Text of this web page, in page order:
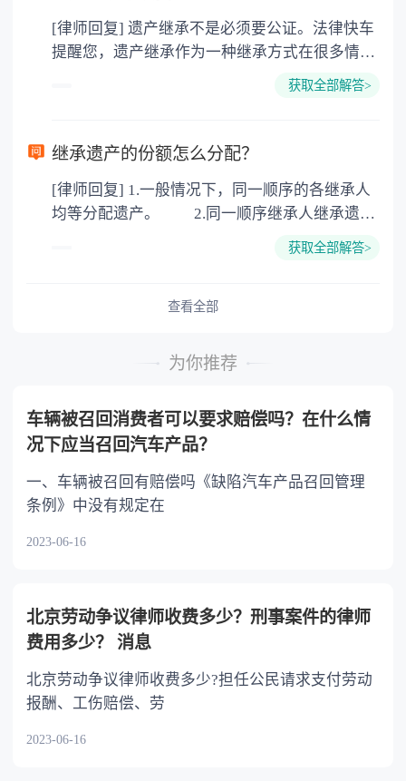
3. 印花税：按房屋评估价的0.05%缴纳 4. 土
地增值税：按房价1%缴纳 5. 房屋产权登记费：
[律师回复] 遗产继承不是必须要公证。法律快车
提醒您，遗产继承作为一种继承方式在很多情况
下都是不需要公证的，当然，如果需要公正的也
以防对财产继承发生纠纷，可以对遗产继承进行
公证。
获取全部解答>
继承遗产的份额怎么分配？
[律师回复] 1.一般情况下，同一顺序的各继承人
均等分配遗产。 2.同一顺序继承人继承遗产
或者与被继承人共同生活的继承人，分配遗产
的继承人，不尽扶养义务的，分配遗产时，应当
获取全部解答>
查看全部
为你推荐
车辆被召回消费者可以要求赔偿吗？在什么情
况下应当召回汽车产品？
一、车辆被召回有赔偿吗《缺陷汽车产品召回管理
条例》中没有规定在
2023-06-16
北京劳动争议律师收费多少？刑事案件的律师
费用多少？ 消息
北京劳动争议律师收费多少?担任公民请求支付劳动
报酬、工伤赔偿、劳
2023-06-16